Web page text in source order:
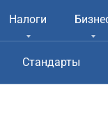
Налоги
Стандарты